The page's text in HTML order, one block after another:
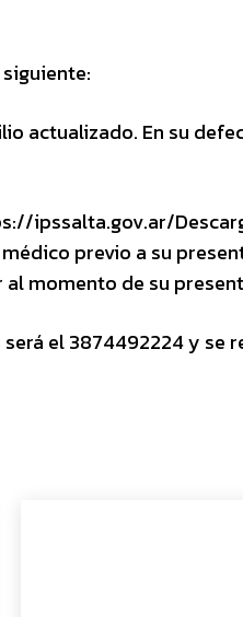
actualizado. En su
ipssalta.gov.ar/
previo a su
momento de su
el 3874492224 y se